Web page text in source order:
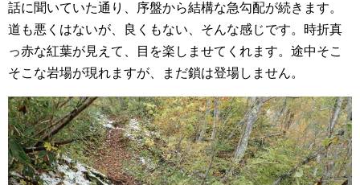
話に聞いていた通り、序盤から結構な急勾配が続きます。
道も悪くはないが、良くもない、そんな感じです。時折真
っ赤な紅葉が見えて、目を楽しませてくれます。途中そこ
そこな岩場が現れますが、まだ鎖は登場しません。